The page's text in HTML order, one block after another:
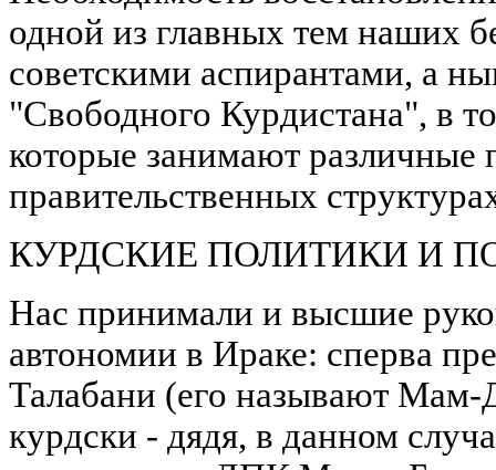
одной из главных тем наших
советскими аспирантами, а
"Свободного Курдистана", в
которые занимают различные
правительственных
КУРДСКИЕ ПОЛИТИКИ И
Нас принимали и высшие
автономии в Ираке: сперва
Талабани (его называют
курдски - дядя, в данном